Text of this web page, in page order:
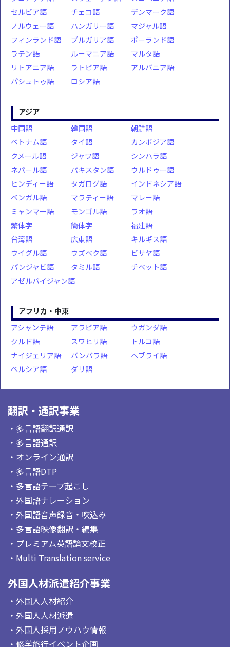
セルビア語
チェコ語
デンマーク語
ノルウェー語
ハンガリー語
マジャル語
フィンランド語
ブルガリア語
ポーランド語
ラテン語
ルーマニア語
マルタ語
リトアニア語
ラトビア語
アルバニア語
パシュトゥ語
ロシア語
アジア
中国語
韓国語
朝鮮語
ベトナム語
タイ語
カンボジア語
クメール語
ジャワ語
シンハラ語
ネパール語
パキスタン語
ウルドゥー語
ヒンディー語
タガログ語
インドネシア語
ベンガル語
マラティー語
マレー語
ミャンマー語
モンゴル語
ラオ語
繁体字
簡体字
福建語
台湾語
広東語
キルギス語
ウイグル語
ウズベク語
ビサヤ語
パンジャビ語
タミル語
チベット語
アゼルバイジャン語
アフリカ・中東
アシャンテ語
アラビア語
ウガンダ語
クルド語
スワヒリ語
トルコ語
ナイジェリア語
バンバラ語
ヘブライ語
ペルシア語
ダリ語